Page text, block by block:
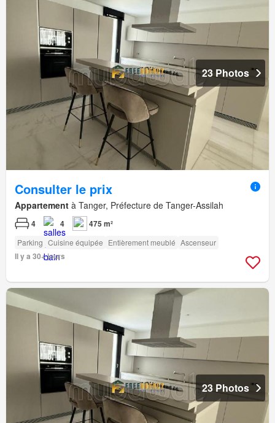
23 Photos
Consulter le prix
Appartement à Tanger, Préfecture de Tanger-Assilah
4 4 475 m²
Parking Cuisine équipée Entièrement meublé Ascenseur
Il y a 30+ jours
23 Photos